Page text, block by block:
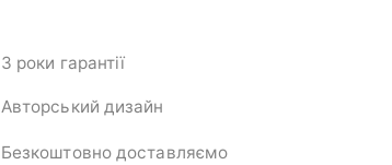
3 роки гарантії
Авторський дизайн
Безкоштовно доставляємо